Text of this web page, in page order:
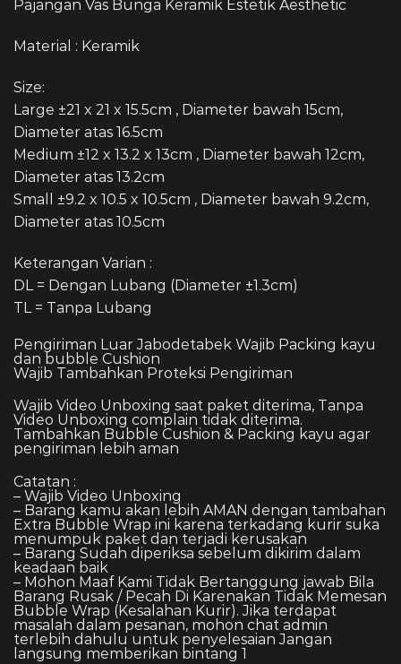
Pajangan Vas Bunga Keramik Estetik Aesthetic
Material : Keramik
Size:
Large ±21 x 21 x 15.5cm , Diameter bawah 15cm,
Diameter atas 16.5cm
Medium ±12 x 13.2 x 13cm , Diameter bawah 12cm,
Diameter atas 13.2cm
Small ±9.2 x 10.5 x 10.5cm , Diameter bawah 9.2cm,
Diameter atas 10.5cm
Keterangan Varian :
DL = Dengan Lubang (Diameter ±1.3cm)
TL = Tanpa Lubang
Pengiriman Luar Jabodetabek Wajib Packing kayu
dan bubble Cushion
Wajib Tambahkan Proteksi Pengiriman
Wajib Video Unboxing saat paket diterima, Tanpa
Video Unboxing complain tidak diterima.
Tambahkan Bubble Cushion & Packing kayu agar
pengiriman lebih aman
Catatan :
– Wajib Video Unboxing
– Barang kamu akan lebih AMAN dengan tambahan
Extra Bubble Wrap ini karena terkadang kurir suka
menumpuk paket dan terjadi kerusakan
– Barang Sudah diperiksa sebelum dikirim dalam
keadaan baik
– Mohon Maaf Kami Tidak Bertanggung jawab Bila
Barang Rusak / Pecah Di Karenakan Tidak Memesan
Bubble Wrap (Kesalahan Kurir). Jika terdapat
masalah dalam pesanan, mohon chat admin
terlebih dahulu untuk penyelesaian Jangan
langsung memberikan bintang 1